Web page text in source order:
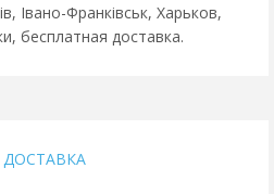
Івано-Франківськ, Харьков,
бесплатная доставка.
ДОСТАВКА